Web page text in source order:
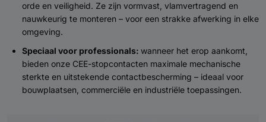
orde en veiligheid. Ze zijn vormvast, vlamvertragend en
nauwkeurig te monteren – voor een strakke afwerking in elke
omgeving.
Speciaal voor professionals: wanneer het erop aankomt,
bieden onze CEE-stopcontacten maximale mechanische
sterkte en uitstekende contactbescherming – ideaal voor
bouwplaatsen, commerciële en industriële toepassingen.